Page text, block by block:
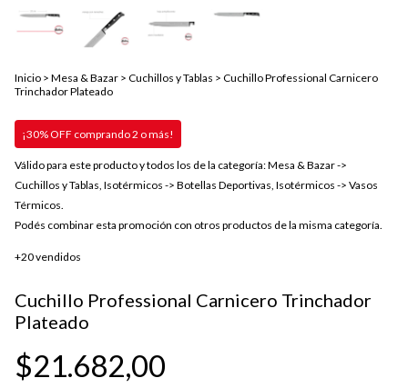
Inicio > Mesa & Bazar > Cuchillos y Tablas > Cuchillo Professional Carnicero
Trinchador Plateado
¡30% OFF comprando 2 o más!
Válido para este producto y todos los de la categoría: Mesa & Bazar ->
Cuchillos y Tablas, Isotérmicos -> Botellas Deportivas, Isotérmicos -> Vasos
Térmicos.
Podés combinar esta promoción con otros productos de la misma categoría.
+20 vendidos
Cuchillo Professional Carnicero Trinchador
Plateado
$21.682,00